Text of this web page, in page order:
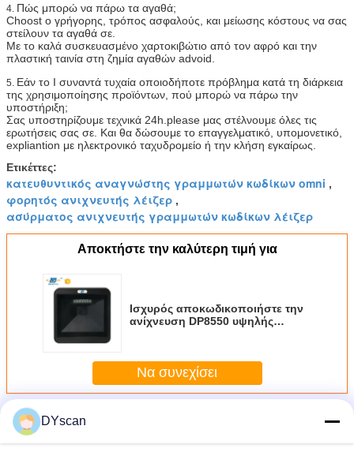
4. Πώς μπορώ να πάρω τα αγαθά;
Choost ο γρήγορης, τρόπος ασφαλούς, και μείωσης κόστους να σας
στείλουν τα αγαθά σε.
Με το καλά συσκευασμένο χαρτοκιβώτιο από τον αφρό και την
πλαστική ταινία στη ζημία αγαθών advoid.
5. Εάν το Ι συναντά τυχαία οποιοδήποτε πρόβλημα κατά τη διάρκεια
της χρησιμοποίησης προϊόντων, πού μπορώ να πάρω την
υποστήριξη;
Σας υποστηρίζουμε τεχνικά 24h.please μας στέλνουμε όλες τις
ερωτήσεις σας σε. Και θα δώσουμε το επαγγελματικό, υπομονετικό,
expliantion με ηλεκτρονικό ταχυδρομείο ή την κλήση εγκαίρως.
Ετικέττες:
κατευθυντικός αναγνώστης γραμμωτών κωδίκων omni ,
φορητός ανιχνευτής λέιζερ ,
ασύρματος ανιχνευτής γραμμωτών κωδίκων λέιζερ
Αποκτήστε την καλύτερη τιμή για
Ισχυρός αποκωδικοποιήστε την
ανίχνευση DP8550 υψηλής
υπολογιστών γραφείου
Να συνεχίσει
Περισσότεροι
Ανιχνευτής γραμμωτών κωδίκων υπολογιστών
γραφείου
DYscan